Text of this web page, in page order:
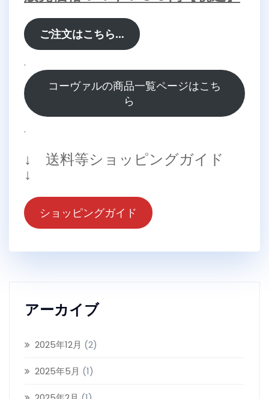
ご注文はこちら…
.
コーヴァルの商品一覧ページはこち
ら
.
↓ 送料等ショッピングガイド
↓
ショッピングガイド
アーカイブ
2025年12月 (2)
2025年5月 (1)